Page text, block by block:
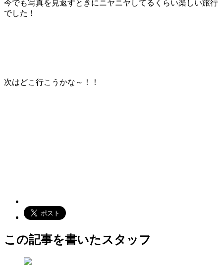
今でも写真を見返すときにニヤニヤしてるくらい楽しい旅行
でした！
次はどこ行こうかな～！！
この記事を書いたスタッフ